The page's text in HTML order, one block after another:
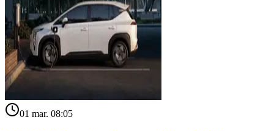
01 mar. 08:05